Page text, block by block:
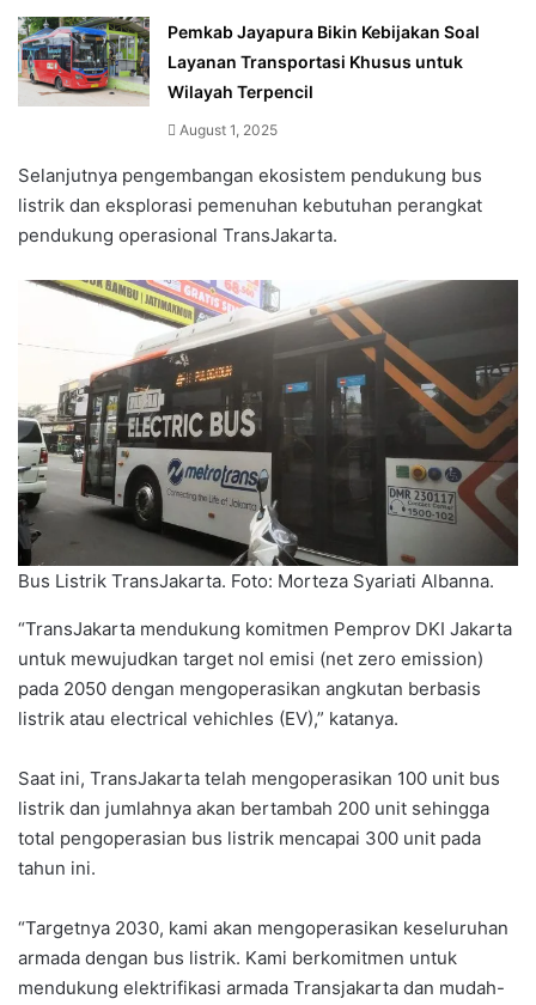
Pemkab Jayapura Bikin Kebijakan Soal
Layanan Transportasi Khusus untuk
Wilayah Terpencil
August 1, 2025
Selanjutnya pengembangan ekosistem pendukung bus
listrik dan eksplorasi pemenuhan kebutuhan perangkat
pendukung operasional TransJakarta.
Bus Listrik TransJakarta. Foto: Morteza Syariati Albanna.
“TransJakarta mendukung komitmen Pemprov DKI Jakarta
untuk mewujudkan target nol emisi (net zero emission)
pada 2050 dengan mengoperasikan angkutan berbasis
listrik atau electrical vehichles (EV),” katanya.
Saat ini, TransJakarta telah mengoperasikan 100 unit bus
listrik dan jumlahnya akan bertambah 200 unit sehingga
total pengoperasian bus listrik mencapai 300 unit pada
tahun ini.
“Targetnya 2030, kami akan mengoperasikan keseluruhan
armada dengan bus listrik. Kami berkomitmen untuk
mendukung elektrifikasi armada Transjakarta dan mudah-